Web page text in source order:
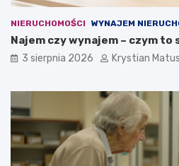
NIERUCHOMOŚCI WYNAJEM
Najem czy wynajem – czym to
3 sierpnia 2026 Krystian